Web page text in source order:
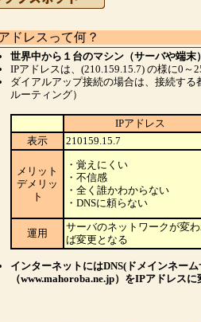
ドレスって何？
世界中から１台のマシン（サーバや端
IPアドレスは、(210.159.15.7) の様に0
ダイアルアップ接続の場合は、接続す
ルーティング）
IPアドレス
表示
210159.15.7
メリット
デメリッ
ト
・覚えにくい
・不信感
・全く誰かわからない
・DNSに頼らない
運用
サーバのネットワークが変
ば変更となる
インターネットにはDNS(ドメインネー
（www.mahoroba.ne.jp）をIPアドレス